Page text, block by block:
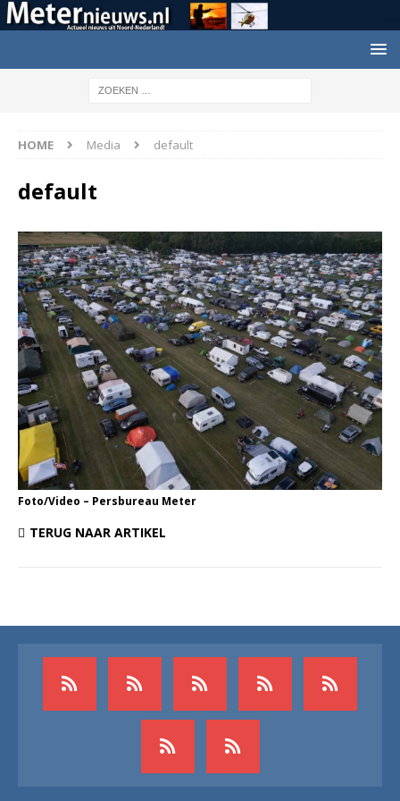
HOME Media default
default
Foto/Video – Persbureau Meter
TERUG NAAR ARTIKEL